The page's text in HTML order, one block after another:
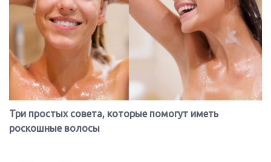
Три простых совета, которые помогут иметь
роскошные волосы